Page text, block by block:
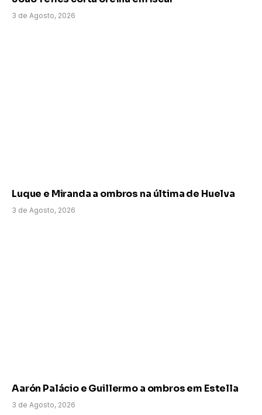
3 de Agosto, 2026
Luque e Miranda a ombros na última de Huelva
3 de Agosto, 2026
Aarón Palácio e Guillermo a ombros em Estella
3 de Agosto, 2026